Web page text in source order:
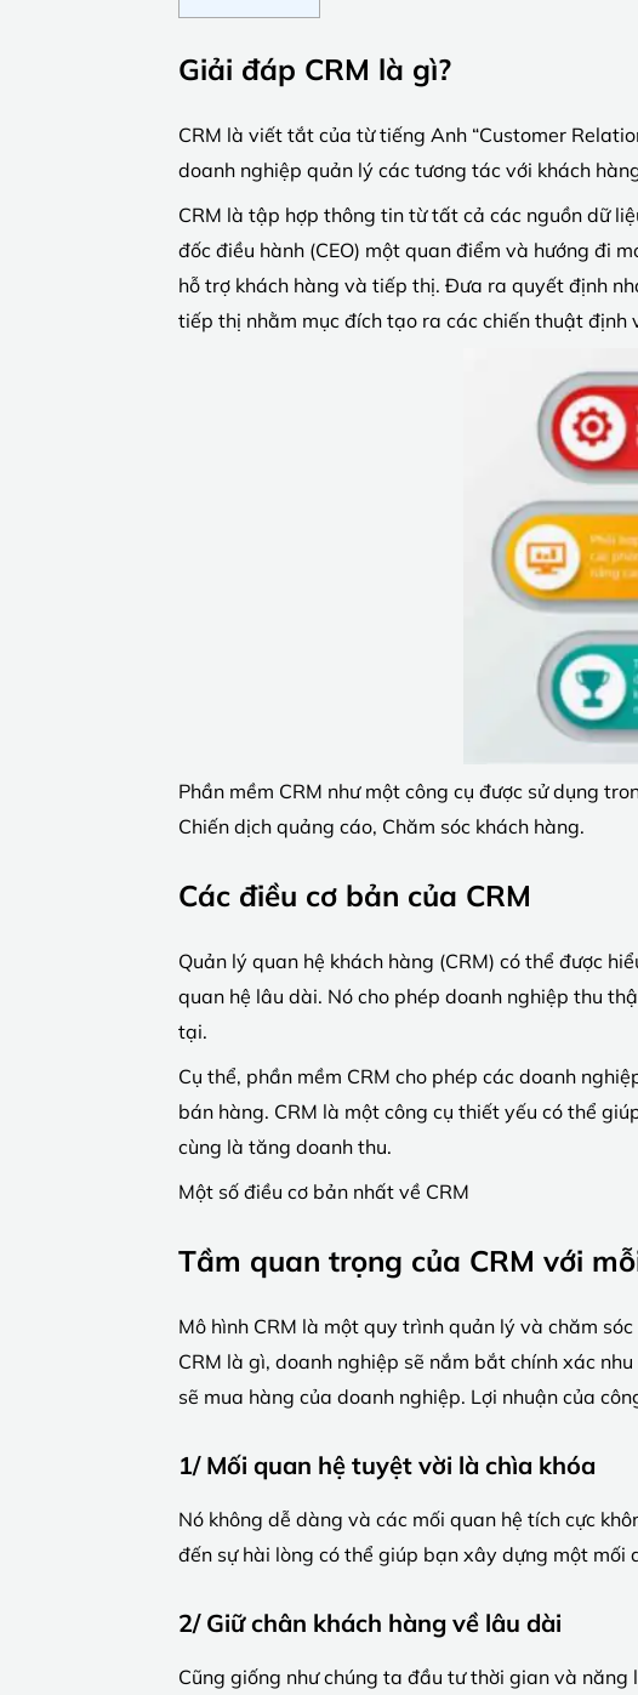
Giải đáp CRM là gì?
CRM là viết tắt của từ tiếng Anh “Customer
doanh nghiệp quản lý các tương tác với khách
CRM là tập hợp thông tin từ tất cả các nguồn dữ
đốc điều hành (CEO) một quan điểm và hướng đi
hỗ trợ khách hàng và tiếp thị. Đưa ra quyết định
tiếp thị nhằm mục đích tạo ra các chiến thuật định
Phần mềm CRM như một công cụ được sử dụng
Chiến dịch quảng cáo, Chăm sóc khách hàng.
Các điều cơ bản của CRM
Quản lý quan hệ khách hàng (CRM) có thể được
quan hệ lâu dài. Nó cho phép doanh nghiệp thu
tại.
Cụ thể, phần mềm CRM cho phép các doanh
bán hàng. CRM là một công cụ thiết yếu có thể
cùng là tăng doanh thu.
Một số điều cơ bản nhất về CRM
Tầm quan trọng của CRM với
Mô hình CRM là một quy trình quản lý và chăm
CRM là gì, doanh nghiệp sẽ nắm bắt chính xác
sẽ mua hàng của doanh nghiệp. Lợi nhuận của
1/ Mối quan hệ tuyệt vời là chìa khóa
Nó không dễ dàng và các mối quan hệ tích cực
đến sự hài lòng có thể giúp bạn xây dựng một mối
2/ Giữ chân khách hàng về lâu dài
Cũng giống như chúng ta đầu tư thời gian và